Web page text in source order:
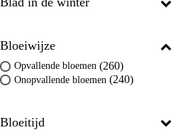
Bloeiwijze
Opvallende bloemen (260)
Onopvallende bloemen (240)
Bloeitijd